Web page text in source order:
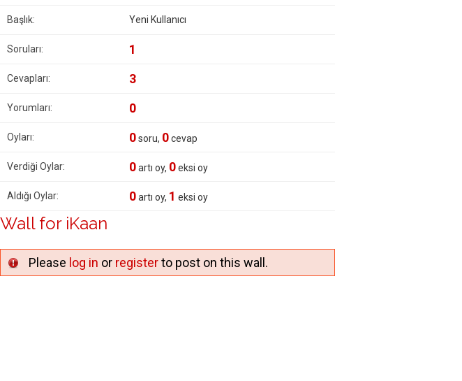
Başlık: Yeni Kullanıcı
Soruları: 1
Cevapları: 3
Yorumları: 0
Oyları: 0soru, 0cevap
Verdiği Oylar: 0artı oy, 0eksi oy
Aldığı Oylar: 0artı oy, 1 eksi oy
Wall for iKaan
Please log in or registerto post on this wall.